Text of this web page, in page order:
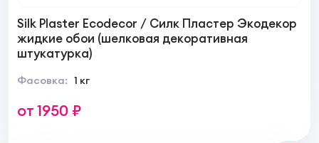
Silk Plaster Ecodecor / Силк Пластер Экодекор
жидкие обои (шелковая декоративная
штукатурка)
Фасовка: 1 кг
от 1950 ₽